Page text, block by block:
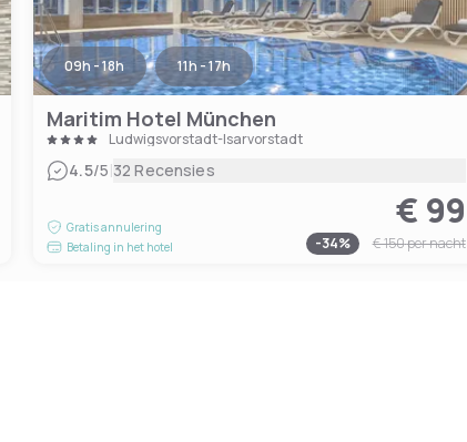
09h - 18h 11h - 17h
Maritim Hotel München
Ludwigsvorstadt-Isarvorstadt
4.5/5|32 Recensies
Gratis annulering
Betaling in het hotel
€ 99
-34% € 150per nacht